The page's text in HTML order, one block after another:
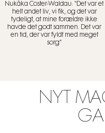
Nukâka Coster-Waldau: “Det var et
helt andet liv, vi fik, og det var
tydeligt, at mine forældre ikke
havde det godt sammen. Det var
en tid, der var fyldt med meget
sorg”
NYT